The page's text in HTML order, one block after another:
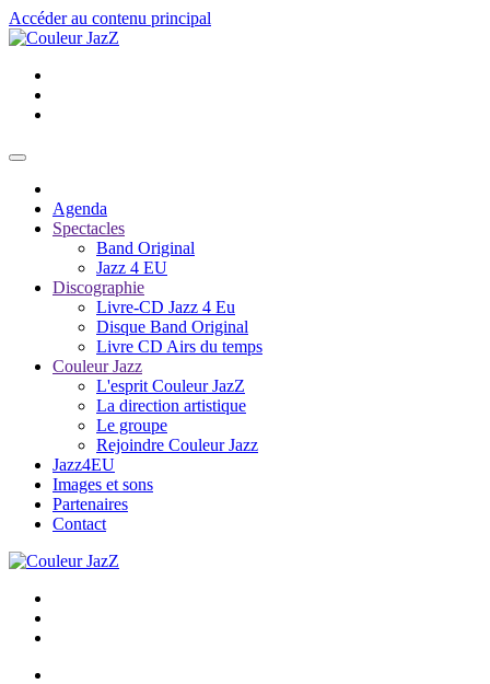
Accéder au contenu principal
Agenda
Spectacles
Band Original
Jazz 4 EU
Discographie
Livre-CD Jazz 4 Eu
Disque Band Original
Livre CD Airs du temps
Couleur Jazz
L'esprit Couleur JazZ
La direction artistique
Le groupe
Rejoindre Couleur Jazz
Jazz4EU
Images et sons
Partenaires
Contact